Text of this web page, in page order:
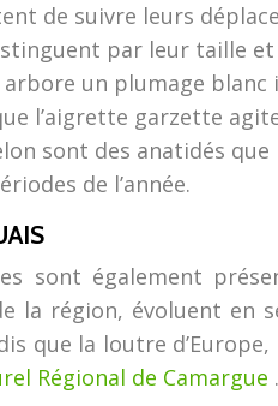
de suivre leurs
par leur taille
un plumage blanc
l’aigrette garzette
sont des anatidés que
de l’année.
sont également
la région, évoluent
que la loutre
Régional de Camargue .